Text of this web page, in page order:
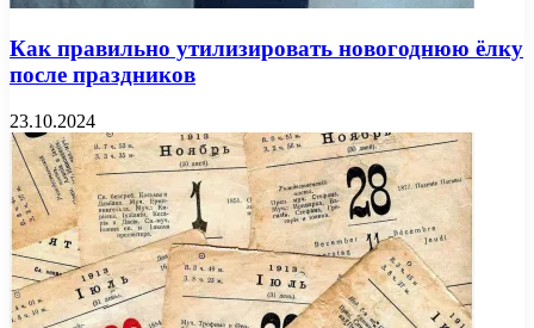
Как правильно утилизировать новогоднюю ёлку
после праздников
23.10.2024